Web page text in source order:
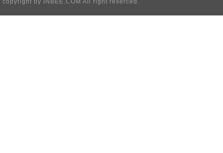
copyright by INBEE.COM All right reserced.